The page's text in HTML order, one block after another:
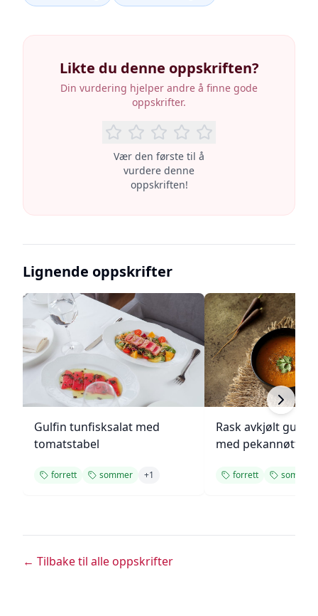
Likte du denne oppskriften?
Din vurdering hjelper andre å finne gode
oppskrifter.
Vær den første til å
vurdere denne
oppskriften!
Lignende oppskrifter
Gulfin tunfisksalat med
tomatstabel
forrett sommer +1
Rask avkjølt
med pekannøtter
forrett sommer
← Tilbake til alle oppskrifter